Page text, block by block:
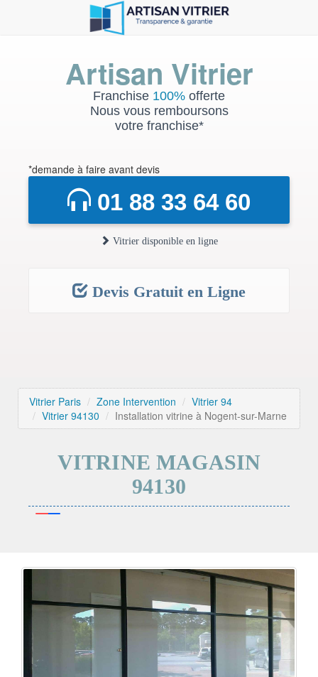
Artisan Vitrier
Franchise 100% offerte
Nous vous remboursons
votre franchise*
*demande à faire avant devis
01 88 33 64 60
Vitrier disponible en ligne
Devis Gratuit en Ligne
Vitrier Paris Zone Intervention
Vitrier 94
Vitrier 94130
Installation vitrine à Nogent-sur-Marne
VITRINE MAGASIN
94130